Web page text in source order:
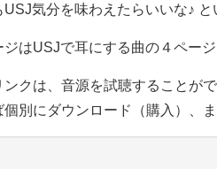
USJ気分を味わえたらいいな♪
ジはUSJで耳にする曲の４ページ
ンクは、音源を試聴することが
個別にダウンロード（購入）、